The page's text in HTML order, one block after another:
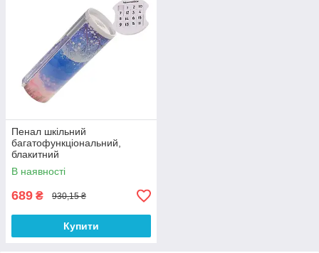
Пенал шкільний
багатофункціональний,
блакитний
В наявності
689 ₴ 930,15 ₴
Купити